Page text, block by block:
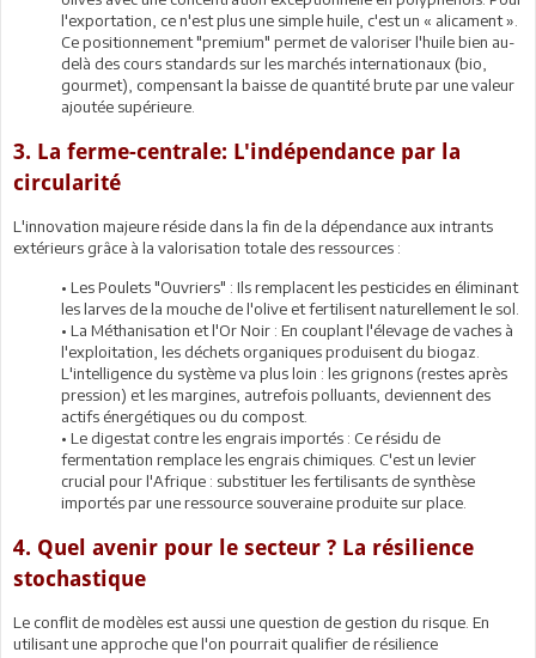
l'exportation, ce n'est plus une simple huile, c'est un « alicament ».
Ce positionnement "premium" permet de valoriser l'huile bien au-
delà des cours standards sur les marchés internationaux (bio,
gourmet), compensant la baisse de quantité brute par une valeur
ajoutée supérieure.
3. La ferme-centrale: L'indépendance par la
circularité
L'innovation majeure réside dans la fin de la dépendance aux intrants
extérieurs grâce à la valorisation totale des ressources :
• Les Poulets "Ouvriers" : Ils remplacent les pesticides en éliminant
les larves de la mouche de l'olive et fertilisent naturellement le sol.
• La Méthanisation et l'Or Noir : En couplant l'élevage de vaches à
l'exploitation, les déchets organiques produisent du biogaz.
L'intelligence du système va plus loin : les grignons (restes après
pression) et les margines, autrefois polluants, deviennent des
actifs énergétiques ou du compost.
• Le digestat contre les engrais importés : Ce résidu de
fermentation remplace les engrais chimiques. C'est un levier
crucial pour l'Afrique : substituer les fertilisants de synthèse
importés par une ressource souveraine produite sur place.
4. Quel avenir pour le secteur ? La résilience
stochastique
Le conflit de modèles est aussi une question de gestion du risque. En
utilisant une approche que l'on pourrait qualifier de résilience